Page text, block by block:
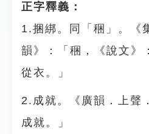
正字釋義：
1.捆綁。同「稇」。《
韻》：「稇，《說文》
從衣。」
2.成就。《廣韻．上聲
成就。」